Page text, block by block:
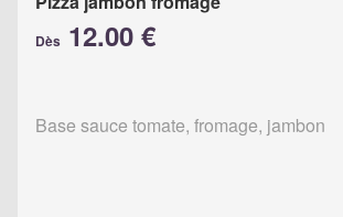
Dès 12.00 €
Base sauce tomate, fromage, jambon